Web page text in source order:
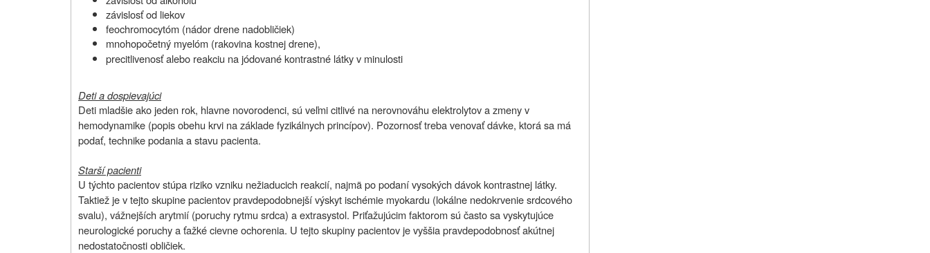
závislosť od liekov
feochromocytóm (nádor drene nadobličiek)
mnohopočetný myelóm (rakovina kostnej drene),
precitlivenosť alebo reakciu na jódované kontrastné látky v minulosti
Deti a dospievajúci
Deti mladšie ako jeden rok, hlavne novorodenci, sú veľmi citlivé na nerovnováhu elektrolytov a zmeny v
hemodynamike (popis obehu krvi na základe fyzikálnych princípov). Pozornosť treba venovať dávke, ktorá sa má
podať, technike podania a stavu pacienta.
Starší pacienti
U týchto pacientov stúpa riziko vzniku nežiaducich reakcií, najmä po podaní vysokých dávok kontrastnej látky.
Taktiež je v tejto skupine pacientov pravdepodobnejší výskyt ischémie myokardu (lokálne nedokrvenie srdcového
svalu), vážnejších arytmií (poruchy rytmu srdca) a extrasystol. Priťažujúcim faktorom sú často sa vyskytujúce
neurologické poruchy a ťažké cievne ochorenia. U tejto skupiny pacientov je vyššia pravdepodobnosť akútnej
nedostatočnosti obličiek.